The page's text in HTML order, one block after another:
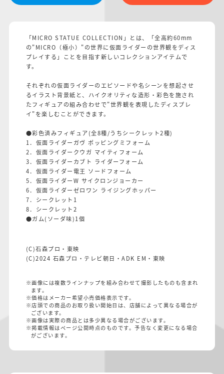
「MICRO STATUE COLLECTION」とは、「全高約60mm
の"MICRO（極小）"の世界に仮面ライダーの世界観をディス
プレイする」ことを目指す新しいコレクションアイテムで
す。
それぞれの仮面ライダーのエピソードや名シーンを想起させ
るイラスト背景紙と、ハイクオリティな造形・彩色を施され
たフィギュアの組み合わせで"世界観を表現したディスプレ
イ"を楽しむことができます。
●彩色済みフィギュア(全8種/うちシークレット2種)
1．仮面ライダーガヴ ポッピングミフォーム
2．仮面ライダークウガ マイティフォーム
3．仮面ライダーカブト ライダーフォーム
4．仮面ライダー電王 ソードフォーム
5．仮面ライダーW サイクロンジョーカー
6．仮面ライダーゼロワン ライジングホッパー
7．シークレット1
8．シークレット2
●ガム(ソーダ味)1個
(C)石森プロ・東映
(C)2024 石森プロ・テレビ朝日・ADK EM・東映
※画像には複数ラインナップを組み合わせて撮影したものも含まれ
ます。
※価格はメーカー希望小売価格表示です。
※店頭での商品のお取り扱い開始日は、店舗によって異なる場合が
ございます。
※画像は実際の商品とは多少異なる場合がございます。
※掲載情報はページ公開時点のものです。予告なく変更になる場合
がございます。